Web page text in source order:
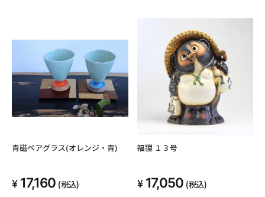
青磁ペアグラス(オレンジ・青)
17,160 (税込)
福狸 １３号
17,050 (税込)